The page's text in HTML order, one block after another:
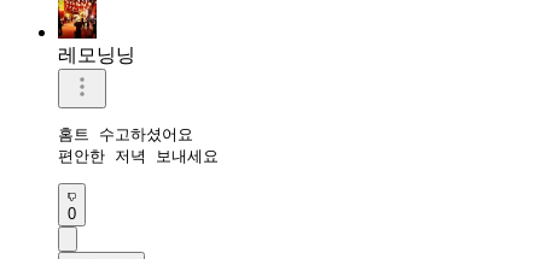
레모닝닝
홈트 수고하셨어요
편안한 저녁 보내세요
0